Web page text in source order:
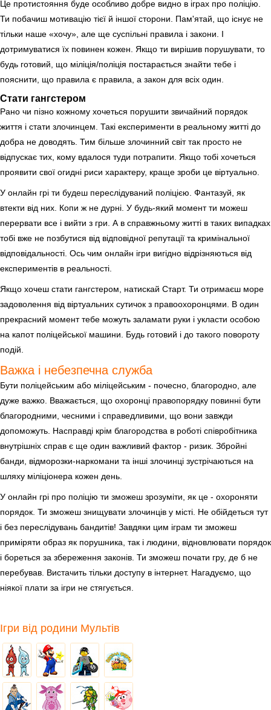
Це протистояння буде особливо добре видно в іграх про поліцію.
Ти побачиш мотивацію тієї й іншої сторони. Пам'ятай, що існує не
тільки наше «хочу», але ще суспільні правила і закони. І
дотримуватися їх повинен кожен. Якщо ти вирішив порушувати, то
будь готовий, що міліція/поліція постарається знайти тебе і
пояснити, що правила є правила, а закон для всіх один.
Стати гангстером
Рано чи пізно кожному хочеться порушити звичайний порядок
життя і стати злочинцем. Такі експерименти в реальному житті до
добра не доводять. Тим більше злочинний світ так просто не
відпускає тих, кому вдалося туди потрапити. Якщо тобі хочеться
проявити свої огидні риси характеру, краще зроби це віртуально.
У онлайн грі ти будеш переслідуваний поліцією. Фантазуй, як
втекти від них. Копи ж не дурні. У будь-який момент ти можеш
перервати все і вийти з гри. А в справжньому житті в таких випадках
тобі вже не позбутися від відповідної репутації та кримінальної
відповідальності. Ось чим онлайн ігри вигідно відрізняються від
експериментів в реальності.
Якщо хочеш стати гангстером, натискай Старт. Ти отримаєш море
задоволення від віртуальних сутичок з правоохоронцями. В один
прекрасний момент тебе можуть заламати руки і укласти особою
на капот поліцейської машини. Будь готовий і до такого повороту
подій.
Важка і небезпечна служба
Бути поліцейським або міліцейським - почесно, благородно, але
дуже важко. Вважається, що охоронці правопорядку повинні бути
благородними, чесними і справедливими, що вони завжди
допоможуть. Насправді крім благородства в роботі співробітника
внутрішніх справ є ще один важливий фактор - ризик. Збройні
банди, відморозки-наркомани та інші злочинці зустрічаються на
шляху міліціонера кожен день.
У онлайн грі про поліцію ти зможеш зрозуміти, як це - охороняти
порядок. Ти зможеш знищувати злочинців у місті. Не обійдеться тут
і без переслідувань бандитів! Завдяки цим іграм ти зможеш
приміряти образ як порушника, так і людини, відновлювати порядок
і бореться за збереження законів. Ти зможеш почати гру, де б не
перебував. Вистачить тільки доступу в інтернет. Нагадуємо, що
ніякої плати за ігри не стягується.
Ігри від родини Мультів